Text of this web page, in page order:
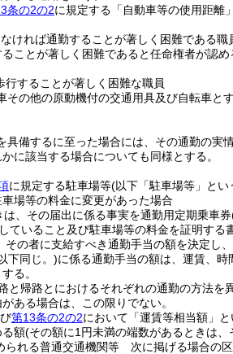
条の2の2に規定する「自動車等の使用距離
ければ通勤することが著しく困難である職
ことが著しく困難であると任命権者が認め
することが著しく困難な職員
の他の原動機付の交通用具及び自転車とす
具備するに至った場合には、その通勤の実
に該当する場合についても同様とする。
に規定する駐車場等(以下「駐車場等」とい
場等の料金に変更があった場合
、その届出に係る事実を通勤用定期乗車券
ていること及び駐車場等の料金を証明する
の者に支給すべき通勤手当の額を決定し
下同じ。)に係る通勤手当の額は、運賃、
る。
帰路とにおけるそれぞれの通勤の方法を
ある場合は、この限りでない。
第13条の2の2において「運賃等相当額」
る額(その額に1円未満の端数があるときは
られる普通交通機関等 次に掲げる場合の